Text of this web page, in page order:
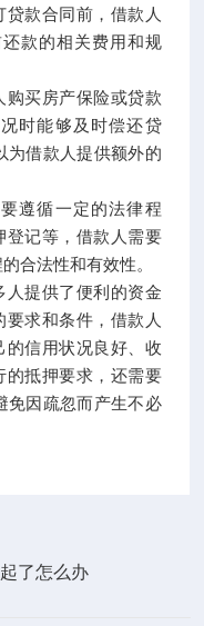
款合同前，借款人
款的相关费用和规
购买房产保险或贷款
时能够及时偿还贷
为借款人提供额外的
遵循一定的法律程
登记等，借款人需要
合法性和有效性。
人提供了便利的资金
求和条件，借款人
的信用状况良好、收
的抵押要求，还需要
免因疏忽而产生不必
了怎么办